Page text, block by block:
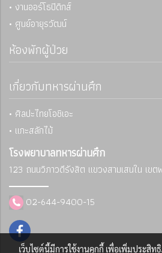
• งานออร์โธปิดิกส์
• ศูนย์อายุรวัฒน์
ห้องพักผู้ป่วย
เกี่ยวกับทหารผ่านศึก
• ศิลปะไทยโอชิเอะ
• แกะสลักไม้
โรงพยาบาลทหารผ่านศึก
123 ถนนวิภาวดีรังสิต แขวงสามเสนใน เข
02-644-9400-15
เว็บไซต์นี้มีการใช้งานคุกกี้ เพื่อเพิ่มประสิ